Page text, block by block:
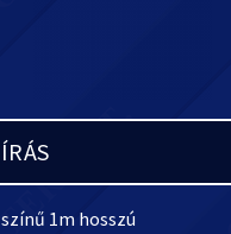
1m hosszú